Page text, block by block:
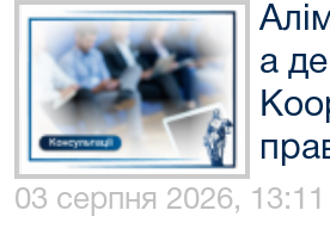
а
03 серпня 2026, 13:11